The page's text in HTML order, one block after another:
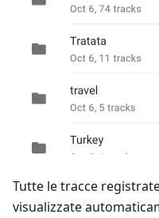
Tutte le tracce
visualizzate